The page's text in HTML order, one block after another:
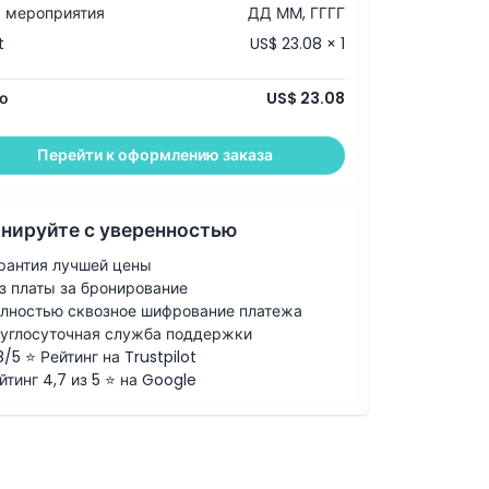
мероприятия
ДД ММ, ГГГГ
US$ 23.08 × 1
US$ 23.08
Перейти к оформлению заказа
с уверенностью
лучшей цены
платы за бронирование
сквозное шифрование платежа
служба поддержки
5 ⭐ Рейтинг на Trustpilot
4,7 из 5 ⭐ на Google